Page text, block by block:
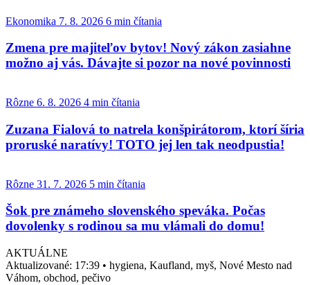
Ekonomika 7. 8. 2026 6 min čítania
Zmena pre majiteľov bytov! Nový zákon zasiahne
možno aj vás. Dávajte si pozor na nové povinnosti
Rôzne 6. 8. 2026 4 min čítania
Zuzana Fialová to natrela konšpirátorom, ktorí šíria
proruské naratívy! TOTO jej len tak neodpustia!
Rôzne 31. 7. 2026 5 min čítania
Šok pre známeho slovenského speváka. Počas
dovolenky s rodinou sa mu vlámali do domu!
AKTUÁLNE
Aktualizované: 17:39 • hygiena, Kaufland, myš, Nové Mesto nad
Váhom, obchod, pečivo